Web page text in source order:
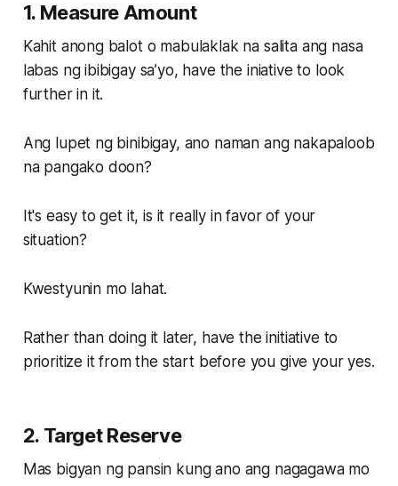
1. Measure Amount
Kahit anong balot o mabulaklak na salita ang nasa
labas ng ibibigay sa’yo, have the iniative to look
further in it.
Ang lupet ng binibigay, ano naman ang nakapaloob
na pangako doon?
It's easy to get it, is it really in favor of your
situation?
Kwestyunin mo lahat.
Rather than doing it later, have the initiative to
prioritize it from the start before you give your yes.
2. Target Reserve
Mas bigyan ng pansin kung ano ang nagagawa mo